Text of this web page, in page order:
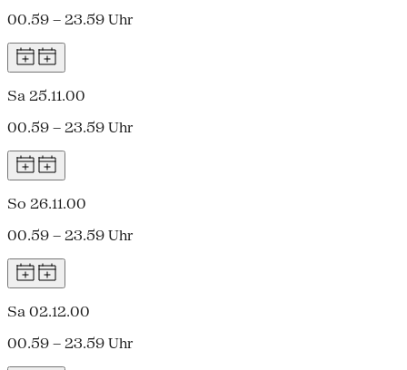
00.59 – 23.59 Uhr
Sa 25.11.00
00.59 – 23.59 Uhr
So 26.11.00
00.59 – 23.59 Uhr
Sa 02.12.00
00.59 – 23.59 Uhr